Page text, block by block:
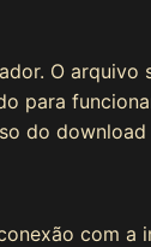
O
para
do
com